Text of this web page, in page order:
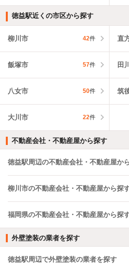
徳益駅近くの市区から探す
柳川市 42件 直
飯塚市 57件 田
八女市 50件 筑
大川市 22件
不動産会社・不動産屋から探す
徳益駅周辺の不動産会社・不動産屋か
柳川市の不動産会社・不動産屋から探
福岡県の不動産会社・不動産屋から探
外壁塗装の業者を探す
徳益駅周辺で外壁塗装の業者を探す